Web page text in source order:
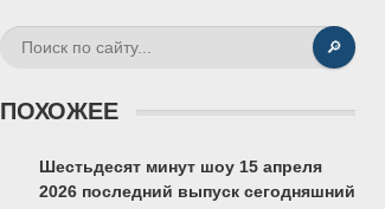
🔎
ПОХОЖЕЕ
Шестьдесят минут шоу 15 апреля
2026 последний выпуск сегодняшний